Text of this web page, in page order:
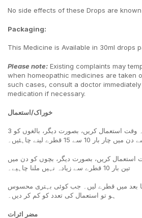
No side effects of these Drops are
Packaging:
This Medicine is Available in 30ml drops
Please note: Existing complaints may
when homeopathic medicines are taken
such cases, consult a doctor
medication if necessary.
خوراک/استعمال
بالغ: ہمیشہ تجویز کردہ وقت استعمال کریں، بصورت دیگر، بالغوں کو 3
10 سے 15 قطرے لینے چاہئیں۔
استعمال کریں، بصورت دیگر، بچوں کو دن میں
تین بار 10 قطرے سے زیادہ نہیں ملنا چاہیے۔
بعد میں قطرے لیں۔ جب کوئی بہتری محسوس
ہو تو استعمال کی تعدد کو کم کر دیں۔
مضر اثرات